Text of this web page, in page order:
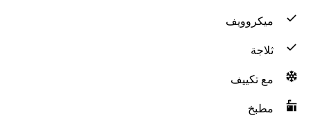
ميكروويف
ثلاجة
مع تكييف
مطبخ